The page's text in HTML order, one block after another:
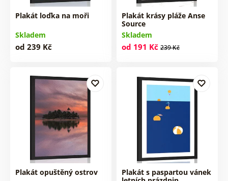
Plakát loďka na moři
Skladem
od 239 Kč
Plakát krásy pláže Anse
Source
Skladem
od 191 Kč 239 Kč
Plakát opuštěný ostrov
Plakát s paspartou vánek